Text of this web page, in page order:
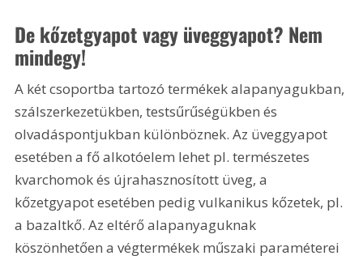
De kőzetgyapot vagy üveggyapot? Nem
mindegy!
A két csoportba tartozó termékek alapanyagukban,
szálszerkezetükben, testsűrűségükben és
olvadáspontjukban különböznek. Az üveggyapot
esetében a fő alkotóelem lehet pl. természetes
kvarchomok és újrahasznosított üveg, a
kőzetgyapot esetében pedig vulkanikus kőzetek, pl.
a bazaltkő. Az eltérő alapanyaguknak
köszönhetően a végtermékek műszaki paraméterei